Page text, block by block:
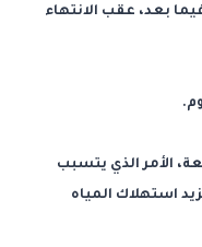
بعد، عقب الانتهاء
الأمر الذي يتسبب
استهلاك المياه